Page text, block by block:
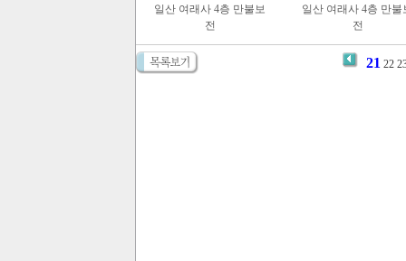
일산 여래사 4층 만불보
전
일산 여래사 4층 만불
전
21 22